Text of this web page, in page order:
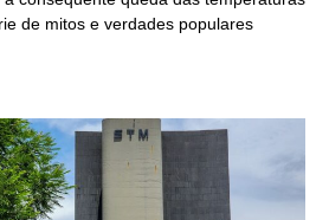
de mitos e verdades populares